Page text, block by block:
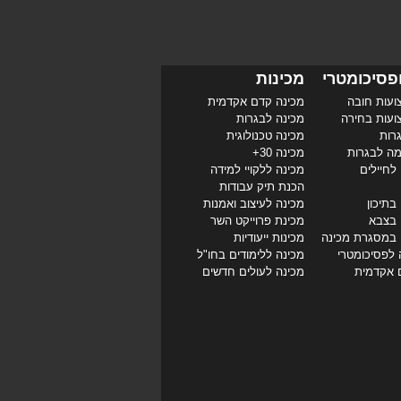
חובה
בחירה
לבגרות
בצבא
במסגרת מכינה
לפסיכומטרי
אקדמית
מכינות
מכינה קדם אקדמית
מכינה לבגרות
מכינה טכנולוגית
מכינה 30+
מכינה ללקויי למידה
הכנת תיק עבודות
מכינה לעיצוב ואמנות
מכינת פרוייקט השר
מכינות ייעודיות
מכינה ללימודים בחו"ל
מכינה לעולים חדשים